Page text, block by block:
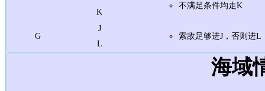
不满足条件均走K
K
G
J
索敌足够进J，否则进L
L
海域